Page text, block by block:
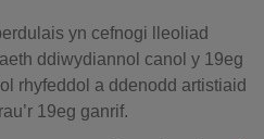
yn cefnogi lleoliad
ddiwydiannol canol y 19eg
rhyfeddol a ddenodd artistiaid
19eg ganrif.